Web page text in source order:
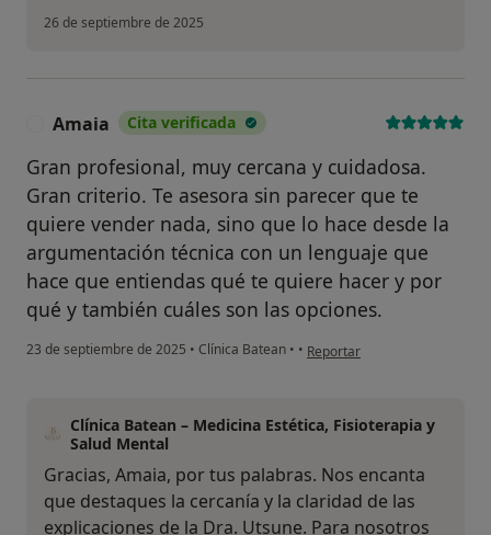
26 de septiembre de 2025
Amaia Cita verificada
Gran profesional, muy cercana y cuidadosa.
Gran criterio. Te asesora sin parecer que te
quiere vender nada, sino que lo hace desde la
argumentación técnica con un lenguaje que
hace que entiendas qué te quiere hacer y por
qué y también cuáles son las opciones.
23 de septiembre de 2025 • Clínica Batean • • en opinión del usuario Amaia
Reportar
Clínica Batean – Medicina Estética, Fisioterapia y
Salud Mental
Gracias, Amaia, por tus palabras. Nos encanta
que destaques la cercanía y la claridad de las
explicaciones de la Dra. Utsune. Para nosotros